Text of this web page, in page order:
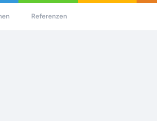
Referenzen